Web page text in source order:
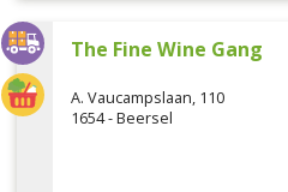
The Fine Wine Gang
A. Vaucampslaan, 110
1654 - Beersel